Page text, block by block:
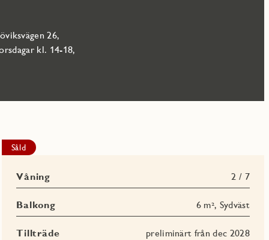
26,
kl. 14-18,
Såld
Våning 2 / 7
Balkong 6 m², Sydväst
Tillträde preliminärt från dec 2028